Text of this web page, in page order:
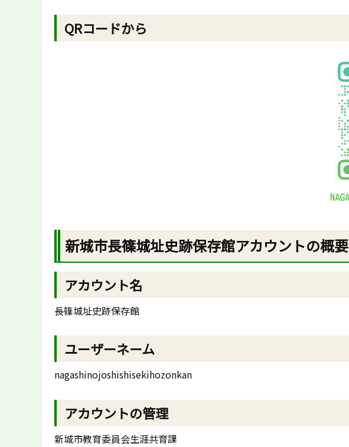
QRコードから
新城市長篠城址史跡保存館アカウントの概要
アカウント名
長篠城址史跡保存館
ユーザーネーム
nagashinojoshishisekihozonkan
アカウントの管理
新城市教育委員会生涯共育課